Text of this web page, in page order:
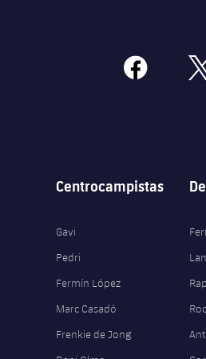
facebook x
Centrocampistas
Gavi
Pedri
Fermín López
Marc Casadó
Frenkie de Jong